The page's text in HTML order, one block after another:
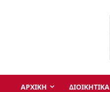
ΑΡΧΙΚΗ ΔΙΟΙΚΗΤΙΚΑ